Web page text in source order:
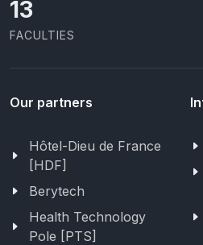
13
FACULTIES
Our partners
Hôtel-Dieu de France
[HDF]
Berytech
Health Technology
Pole [PTS]